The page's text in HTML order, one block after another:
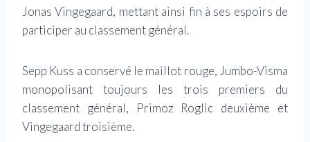
Jonas Vingegaard, mettant ainsi fin à ses espoirs de
participer au classement général.
Sepp Kuss a conservé le maillot rouge, Jumbo-Visma
monopolisant toujours les trois premiers du
classement général, Primoz Roglic deuxième et
Vingegaard troisième.